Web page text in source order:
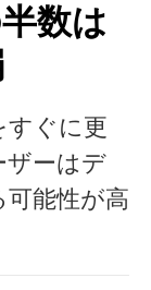
数は
すぐに更
ザーはデ
能性が高